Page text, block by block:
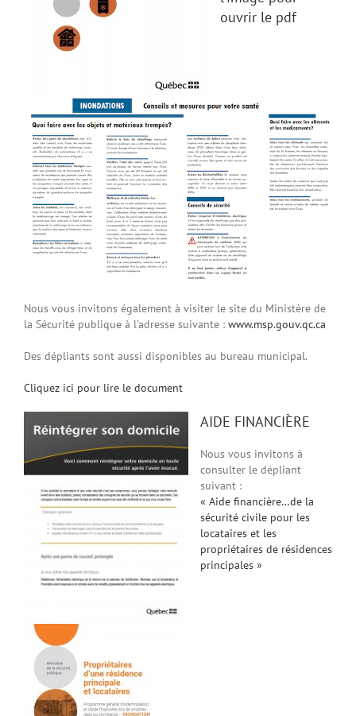
ouvrir le pdf
Nous vous invitons également à visiter le site du Ministère de
la Sécurité publique à l’adresse suivante : www.msp.gouv.qc.ca
Des dépliants sont aussi disponibles au bureau municipal.
Cliquez ici pour lire le document
AIDE FINANCIÈRE
Nous vous invitons à
consulter le dépliant
suivant :
« Aide financière…de la
sécurité civile pour les
locataires et les
propriétaires de résidences
principales »